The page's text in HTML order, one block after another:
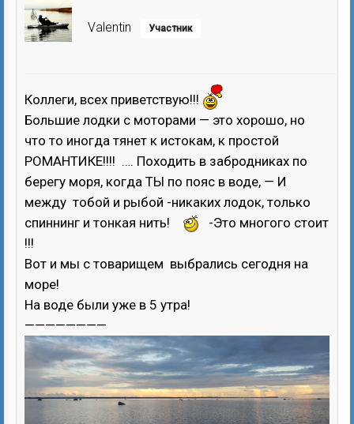
Valentin Участник
Коллеги, всех приветствую!!!
Большие лодки с моторами — это хорошо, но
что то иногда тянет к истокам, к простой
РОМАНТИКЕ!!!! …. Походить в забродниках по
берегу моря, когда ТЫ по пояс в воде, — И
между тобой и рыбой -никаких лодок, только
спиннинг и тонкая нить!
-Это многого стоит
!!!
Вот и мы с товарищем выбрались сегодня на
море!
На воде были уже в 5 утра!
————————